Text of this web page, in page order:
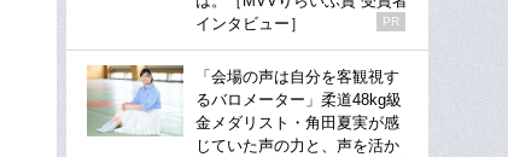
インタビュー］
PR
「会場の声は自分を客観視す
るバロメーター」柔道48kg級
金メダリスト・角田夏実が感
じていた声の力と、声を活か